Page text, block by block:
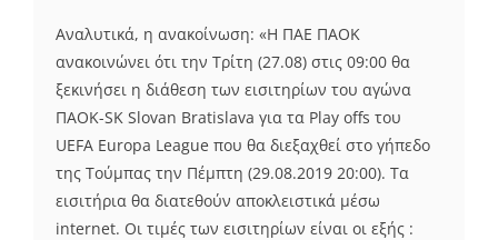
Αναλυτικά, η ανακοίνωση: «Η ΠΑΕ ΠΑΟΚ
ανακοινώνει ότι την Τρίτη (27.08) στις 09:00 θα
ξεκινήσει η διάθεση των εισιτηρίων του αγώνα
ΠΑΟΚ-SK Slovan Bratislava για τα Play offs του
UEFA Europa League που θα διεξαχθεί στο γήπεδο
της Τούμπας την Πέμπτη (29.08.2019 20:00). Τα
εισιτήρια θα διατεθούν αποκλειστικά μέσω
internet. Οι τιμές των εισιτηρίων είναι οι εξής :